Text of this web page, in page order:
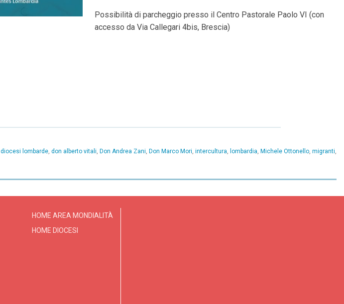
Possibilità di parcheggio presso il Centro Pastorale Paolo VI (con
accesso da Via Callegari 4bis, Brescia)
diocesi lombarde, don alberto vitali, Don Andrea Zani, Don Marco Mori, intercultura, lombardia, Michele Ottonello, migranti,
HOME AREA MONDIALITÀ
HOME DIOCESI